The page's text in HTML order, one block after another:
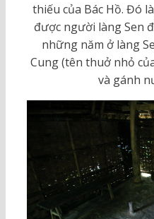
thiếu của Bác Hồ. Đó
được người làng Sen
những năm ở làng
Cung (tên thuở nhỏ
và gánh